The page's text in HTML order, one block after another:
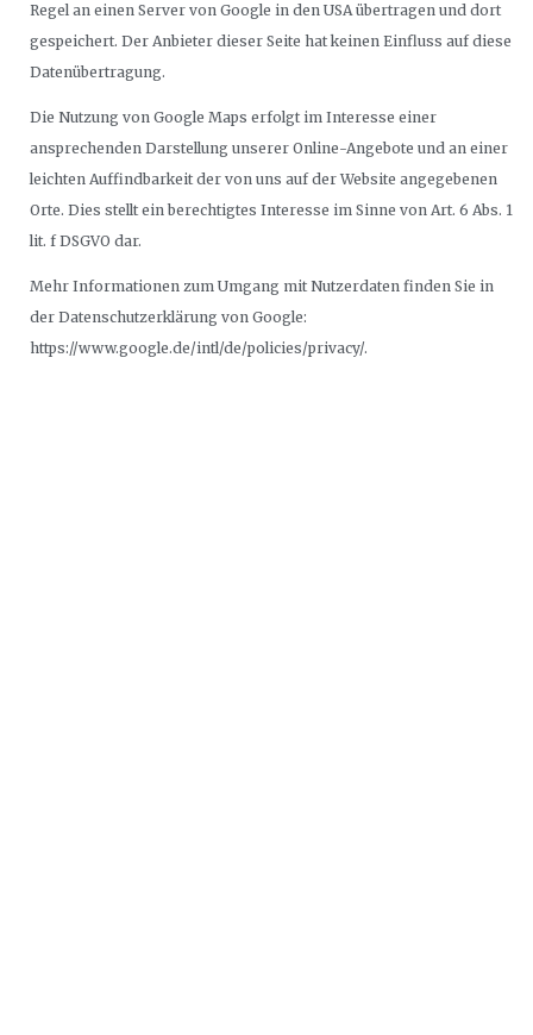
Regel an einen Server von Google in den USA übertragen und dort
gespeichert. Der Anbieter dieser Seite hat keinen Einfluss auf diese
Datenübertragung.
Die Nutzung von Google Maps erfolgt im Interesse einer
ansprechenden Darstellung unserer Online-Angebote und an einer
leichten Auffindbarkeit der von uns auf der Website angegebenen
Orte. Dies stellt ein berechtigtes Interesse im Sinne von Art. 6 Abs. 1
lit. f DSGVO dar.
Mehr Informationen zum Umgang mit Nutzerdaten finden Sie in
der Datenschutzerklärung von Google:
https://www.google.de/intl/de/policies/privacy/.